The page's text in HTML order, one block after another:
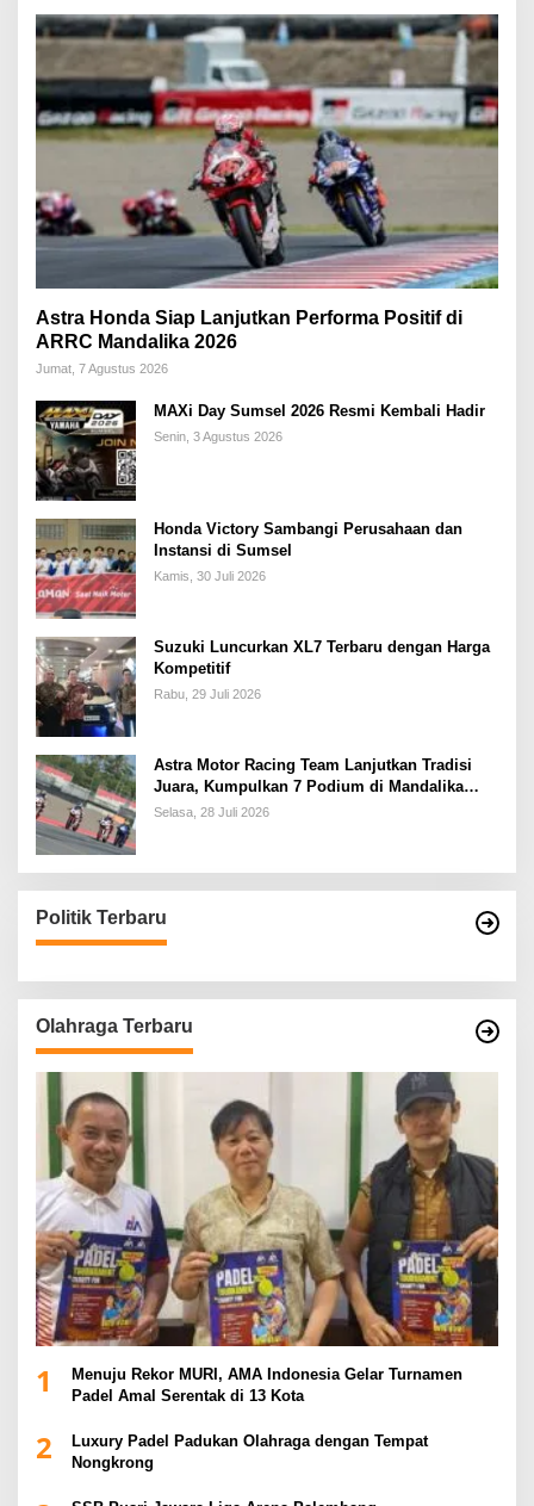
Astra Honda Siap Lanjutkan Performa Positif di
ARRC Mandalika 2026
Jumat, 7 Agustus 2026
MAXi Day Sumsel 2026 Resmi Kembali Hadir
Senin, 3 Agustus 2026
Honda Victory Sambangi Perusahaan dan
Instansi di Sumsel
Kamis, 30 Juli 2026
Suzuki Luncurkan XL7 Terbaru dengan Harga
Kompetitif
Rabu, 29 Juli 2026
Astra Motor Racing Team Lanjutkan Tradisi
Juara, Kumpulkan 7 Podium di Mandalika
Racing Series Putaran ke 3
Selasa, 28 Juli 2026
Politik Terbaru
Olahraga Terbaru
1
Menuju Rekor MURI, AMA Indonesia Gelar Turnamen
Padel Amal Serentak di 13 Kota
2
Luxury Padel Padukan Olahraga dengan Tempat
Nongkrong